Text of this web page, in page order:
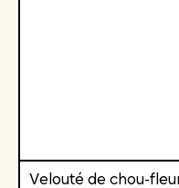
Velouté de chou-